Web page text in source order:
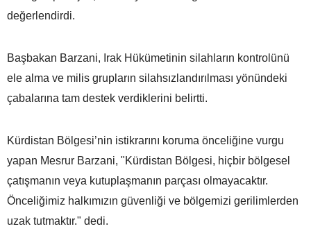
değerlendirdi.
Başbakan Barzani, Irak Hükümetinin silahların kontrolünü
ele alma ve milis grupların silahsızlandırılması yönündeki
çabalarına tam destek verdiklerini belirtti.
Kürdistan Bölgesi’nin istikrarını koruma önceliğine vurgu
yapan Mesrur Barzani, "Kürdistan Bölgesi, hiçbir bölgesel
çatışmanın veya kutuplaşmanın parçası olmayacaktır.
Önceliğimiz halkımızın güvenliği ve bölgemizi gerilimlerden
uzak tutmaktır." dedi.